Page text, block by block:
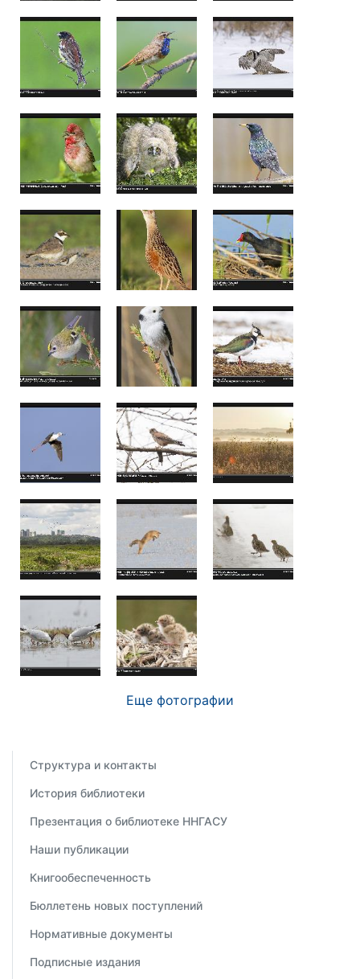
Еще фотографии
Структура и контакты
История библиотеки
Презентация о библиотеке ННГАСУ
Наши публикации
Книгообеспеченность
Бюллетень новых поступлений
Нормативные документы
Подписные издания